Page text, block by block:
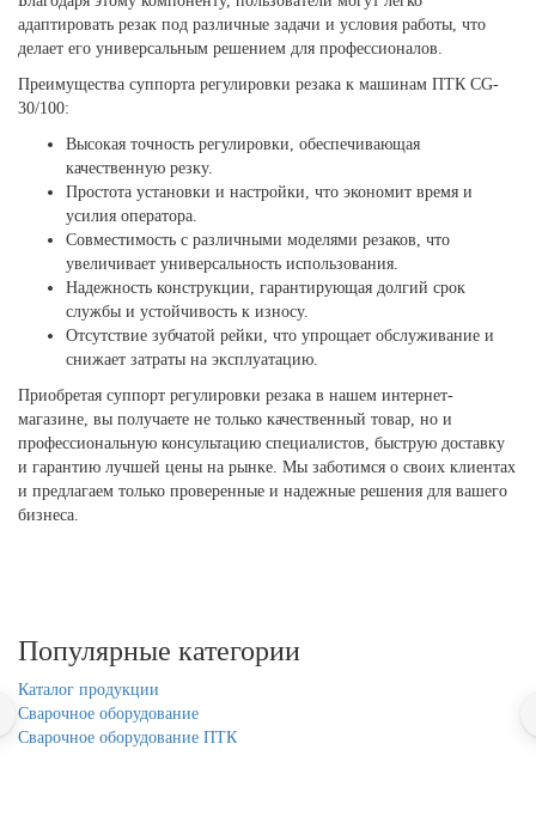
адаптировать резак под различные задачи и условия работы, что
делает его универсальным решением для профессионалов.
Преимущества суппорта регулировки резака к машинам ПТК CG-
30/100:
Высокая точность регулировки, обеспечивающая
качественную резку.
Простота установки и настройки, что экономит время и
усилия оператора.
Совместимость с различными моделями резаков, что
увеличивает универсальность использования.
Надежность конструкции, гарантирующая долгий срок
службы и устойчивость к износу.
Отсутствие зубчатой рейки, что упрощает обслуживание и
снижает затраты на эксплуатацию.
Приобретая суппорт регулировки резака в нашем интернет-
магазине, вы получаете не только качественный товар, но и
профессиональную консультацию специалистов, быструю доставку
и гарантию лучшей цены на рынке. Мы заботимся о своих клиентах
и предлагаем только проверенные и надежные решения для вашего
бизнеса.
Популярные категории
Каталог продукции
Сварочное оборудование
Сварочное оборудование ПТК